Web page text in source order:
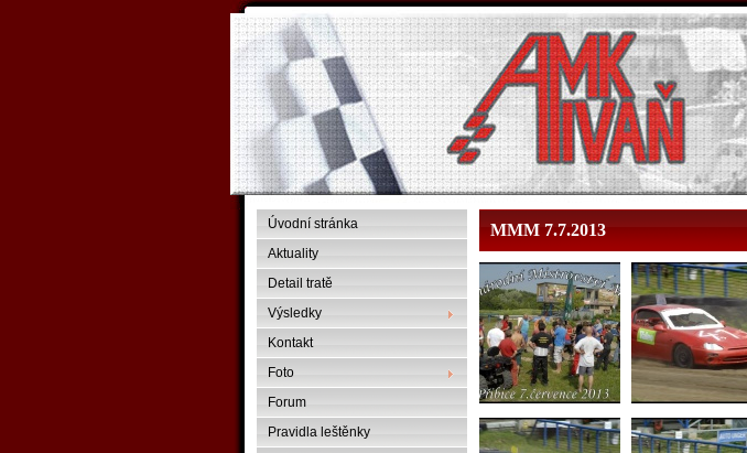
Úvodní stránka
Aktuality
Detail tratě
Výsledky
Kontakt
Foto
Forum
Pravidla leštěnky
MMM 7.7.2013